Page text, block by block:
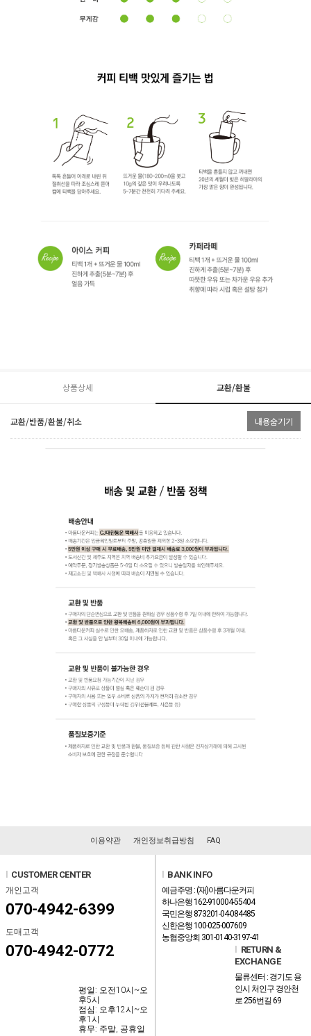
상품상세 교환/환불
교환/반품/환불/취소 내용숨기기
이용약관 개인정보취급방침 FAQ
l CUSTOMER CENTER
개인고객
070-4942-6399
도매고객
070-4942-0772
평일: 오전10시~오
후5시
점심: 오후12시~오
후1시
휴무: 주말, 공휴일
l BANK INFO
예금주명 : (재)아름다운커피
하나은행 162-910004-55404
국민은행 873201-04-084485
신한은행 100-025-007609
농협중앙회 301-0140-3197-41
l RETURN &
EXCHANGE
물류센터 : 경기도 용
인시 처인구 경안천
로 256번길 69